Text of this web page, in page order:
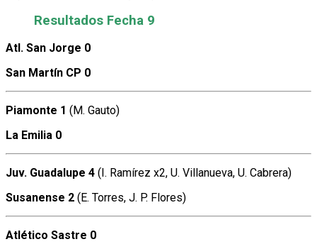
Resultados Fecha 9
Atl. San Jorge 0
San Martín CP 0
Piamonte 1 (M. Gauto)
La Emilia 0
Juv. Guadalupe 4 (I. Ramírez x2, U. Villanueva, U. Cabrera)
Susanense 2 (E. Torres, J. P. Flores)
Atlético Sastre 0